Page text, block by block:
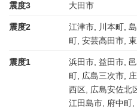
震度3 大田市
震度2
江津市, 川本町,
町, 安芸高田市,
震度1
浜田市, 益田市,
町, 広島三次市,
西区, 広島安佐北
江田島市, 府中町